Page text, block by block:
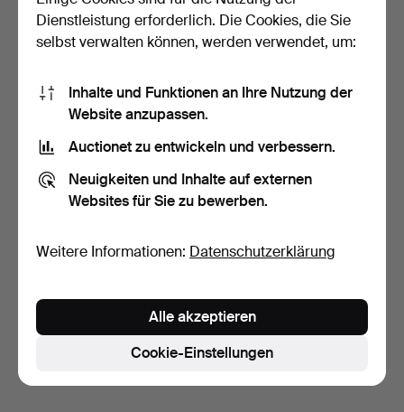
Modell 2500, versil…
Sie können auch in
Beendete Auktionen aus unserem
Dienstleistung erforderlich. Die Cookies, die Sie
selbst verwalten können, werden verwendet, um:
Inhalte und Funktionen an Ihre Nutzung der
Website anzupassen.
Auctionet zu entwickeln und verbessern.
Neuigkeiten und Inhalte auf externen
Websites für Sie zu bewerben.
Weitere Informationen: Datenschutzerklärung
Cookie-Einstellungen
Alle akzeptieren